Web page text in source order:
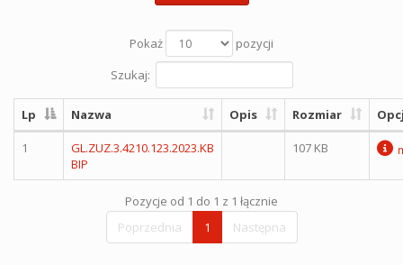
Pokaż
pozycji
Szukaj:
Lp Nazwa Opis Rozmiar
1
GL.ZUZ.3.4210.123.2023.KB
BIP
107 KB
Pozycje od 1 do 1 z 1 łącznie
Poprzednia
1 Następna